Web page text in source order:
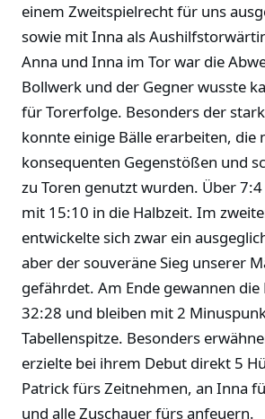
einem Zweitspielrecht für uns
sowie mit Inna als
Anna und Inna im Tor war die
Bollwerk und der Gegner wusste
für Torerfolge. Besonders der
konnte einige Bälle erarbeiten, die
konsequenten Gegenstößen und
zu Toren genutzt wurden. Über
mit 15:10 in die Halbzeit. Im
entwickelte sich zwar ein
aber der souveräne Sieg unserer
gefährdet. Am Ende gewannen
32:28 und bleiben mit 2
Tabellenspitze. Besonders
erzielte bei ihrem Debut direkt 5
Patrick fürs Zeitnehmen, an Inna
und alle Zuschauer fürs anfeuern.